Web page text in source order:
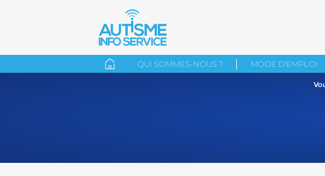
QUI SOMMES-NOUS ? MODE D'EMPLOI